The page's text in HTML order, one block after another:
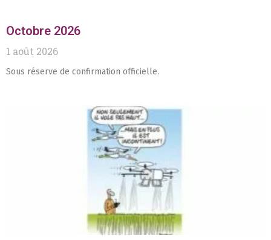
Octobre 2026
1 août 2026
Sous réserve de confirmation officielle.